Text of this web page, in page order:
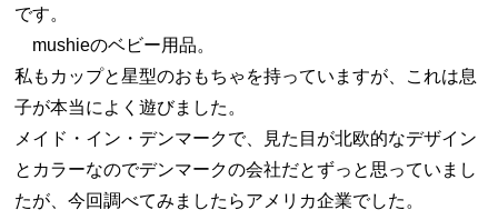
です。
mushieのベビー用品。
私もカップと星型のおもちゃを持っていますが、これは息
子が本当によく遊びました。
メイド・イン・デンマークで、見た目が北欧的なデザイン
とカラーなのでデンマークの会社だとずっと思っていまし
たが、今回調べてみましたらアメリカ企業でした。